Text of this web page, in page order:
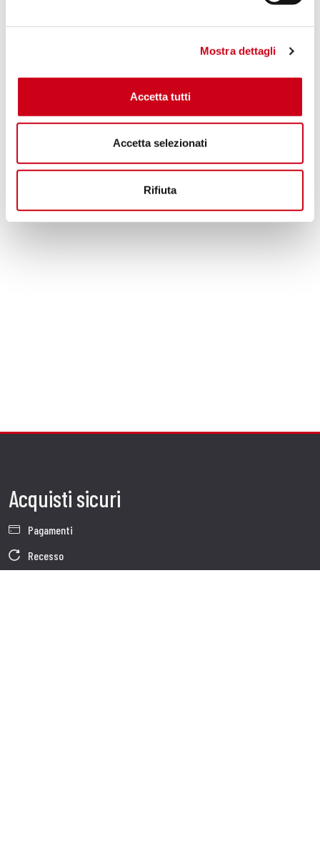
Mostra dettagli
Accetta tutti
Accetta selezionati
Rifiuta
Acquisti sicuri
Pagamenti
Recesso